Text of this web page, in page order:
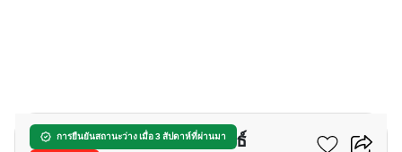
การยืนยันสถานะว่าง เมื่อ 3 สัปดาห์ที่ผ่านมา
เดอะไลน์ พหลฯ – ประดิพัทธ์